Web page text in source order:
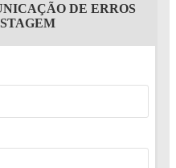
DE ERROS